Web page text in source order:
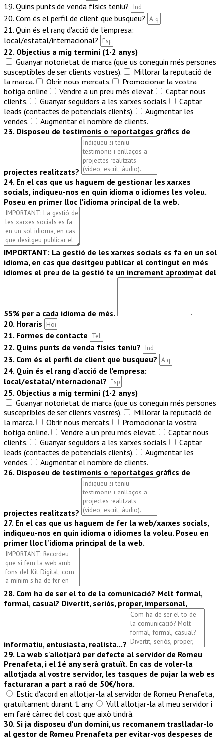
19. Quins punts de venda físics teniu?
20. Com és el perfil de client que busqueu?
21. Quin és el rang d'acció de l'empresa:
local/estatal/internacional?
22. Objectius a mig termini (1-2 anys)
Guanyar notorietat de marca (que us coneguin més persones
susceptibles de ser clients vostres).
Millorar la reputació de
la marca.
Obrir nous mercats.
Promocionar la vostra
botiga online
Vendre a un preu més elevat
Captar nous
clients.
Guanyar seguidors a les xarxes socials.
Captar
leads (contactes de potencials clients).
Augmentar les
vendes.
Augmentar el nombre de clients.
23. Disposeu de testimonis o reportatges gràfics de
projectes realitzats?
24. En el cas que us haguem de gestionar les xarxes
socials, indiqueu-nos en quin idioma o idiomes les voleu.
Poseu en primer lloc l'idioma principal de la web.
IMPORTANT: La gestió de les xarxes socials es fa en un sol
idioma, en cas que desitgeu publicar el contingut en més
idiomes el preu de la gestió te un increment aproximat del
55% per a cada idioma de més.
20. Horaris
21. Formes de contacte
22. Quins punts de venda físics teniu?
23. Com és el perfil de client que busqueu?
24. Quin és el rang d'acció de l'empresa:
local/estatal/internacional?
25. Objectius a mig termini (1-2 anys)
Guanyar notorietat de marca (que us coneguin més persones
susceptibles de ser clients vostres).
Millorar la reputació de
la marca.
Obrir nous mercats.
Promocionar la vostra
botiga online.
Vendre a un preu més elevat.
Captar nous
clients.
Guanyar seguidors a les xarxes socials.
Captar
leads (contactes de potencials clients).
Augmentar les
vendes.
Augmentar el nombre de clients.
26. Disposeu de testimonis o reportatges gràfics de
projectes realitzats?
27. En el cas que us haguem de fer la web/xarxes socials,
indiqueu-nos en quin idioma o idiomes la voleu. Poseu en
primer lloc l'idioma principal de la web.
28. Com ha de ser el to de la comunicació? Molt formal,
formal, casual? Divertit, seriós, proper, impersonal,
informatiu, entusiasta, realista...?
29. La web s'allotjarà per defecte al servidor de Romeu
Prenafeta, i el 1é any serà gratuït. En cas de voler-la
allotjada al vostre servidor, les tasques de pujar la web es
facturaran a part a raó de 50€/hora.
Estic d'acord en allotjar-la al servidor de Romeu Prenafeta,
gratuïtament durant 1 any.
Vull allotjar-la al meu servidor i
em faré càrrec del cost que això tindrà.
30. Si ja disposeu d'un domini, us recomanem traslladar-lo
al gestor de Romeu Prenafeta per evitar-vos despeses de